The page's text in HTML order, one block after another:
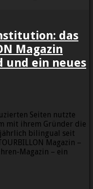
das
Magazin
und ein neues
Seiten nutzte
mit ihrem Gründer die
bilingual seit
Magazin –
Magazin – ein